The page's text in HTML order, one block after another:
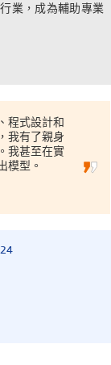
業，成為輔助專業
程式設計和
我有了親身
我甚至在實
模型。